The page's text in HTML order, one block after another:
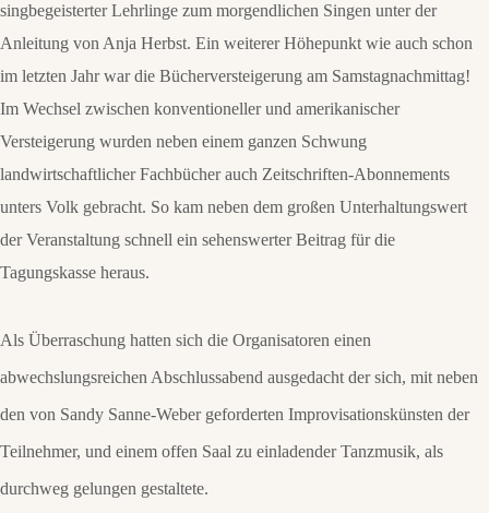
singbegeisterter Lehrlinge zum morgendlichen Singen unter der
Anleitung von Anja Herbst. Ein weiterer Höhepunkt wie auch schon
im letzten Jahr war die Bücherversteigerung am Samstagnachmittag!
Im Wechsel zwischen konventioneller und amerikanischer
Versteigerung wurden neben einem ganzen Schwung
landwirtschaftlicher Fachbücher auch Zeitschriften-Abonnements
unters Volk gebracht. So kam neben dem großen Unterhaltungswert
der Veranstaltung schnell ein sehenswerter Beitrag für die
Tagungskasse heraus.
Als Überraschung hatten sich die Organisatoren einen
abwechslungsreichen Abschlussabend ausgedacht der sich, mit neben
den von Sandy Sanne-Weber geforderten Improvisationskünsten der
Teilnehmer, und einem offen Saal zu einladender Tanzmusik, als
durchweg gelungen gestaltete.